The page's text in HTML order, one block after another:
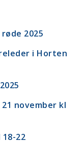
2025
i Horten
november kl
22